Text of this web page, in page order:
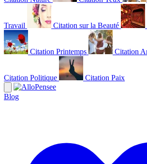
Travail Citation sur la Beauté
Citation Printemps Citation
Citation Politique Citation Paix
Blog